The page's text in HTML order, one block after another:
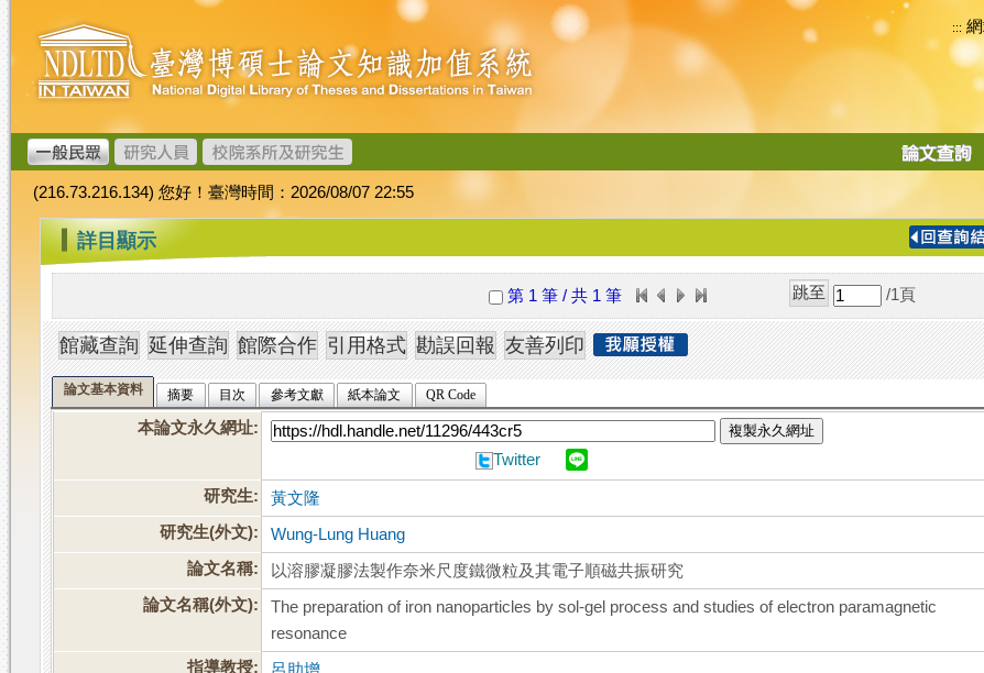
跳
到
主
要
內
容
臺
灣
博
碩
士
論
文
加
值
系
統
:::
導
(216.73.216.134) 您好！臺灣時間：2026/08/07 22:55
::: 詳目顯示
第 1 筆 / 共 1 筆 /1 頁
論文基本資料 摘要 目次 參考文獻 紙本論文 QR Code
本論文永久網址: 複製永久網址
Twitter
研究生:
黃文隆
研究生(外文):
Wung-Lung Huang
論文名稱:
以溶膠凝膠法製作奈米尺度鐵微粒及其電子順磁共振研究
論文名稱(外文):
The preparation of iron nanoparticles by sol-gel process and studies of electron paramagnetic
resonance
指導教授: